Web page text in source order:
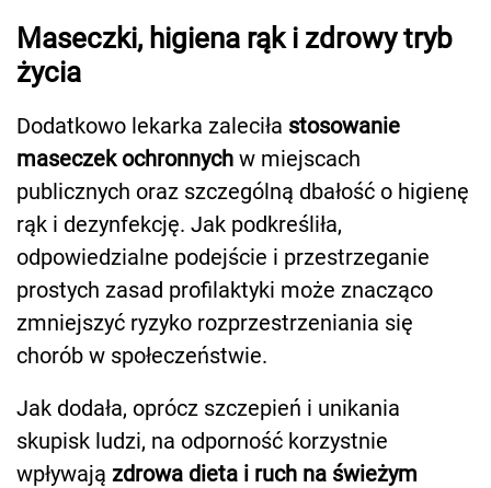
Maseczki, higiena rąk i zdrowy tryb
życia
Dodatkowo lekarka zaleciła stosowanie
maseczek ochronnych w miejscach
publicznych oraz szczególną dbałość o higienę
rąk i dezynfekcję. Jak podkreśliła,
odpowiedzialne podejście i przestrzeganie
prostych zasad profilaktyki może znacząco
zmniejszyć ryzyko rozprzestrzeniania się
chorób w społeczeństwie.
Jak dodała, oprócz szczepień i unikania
skupisk ludzi, na odporność korzystnie
wpływają zdrowa dieta i ruch na świeżym